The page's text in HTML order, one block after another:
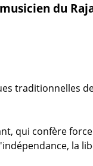
du
traditionnelles
qui confère
la